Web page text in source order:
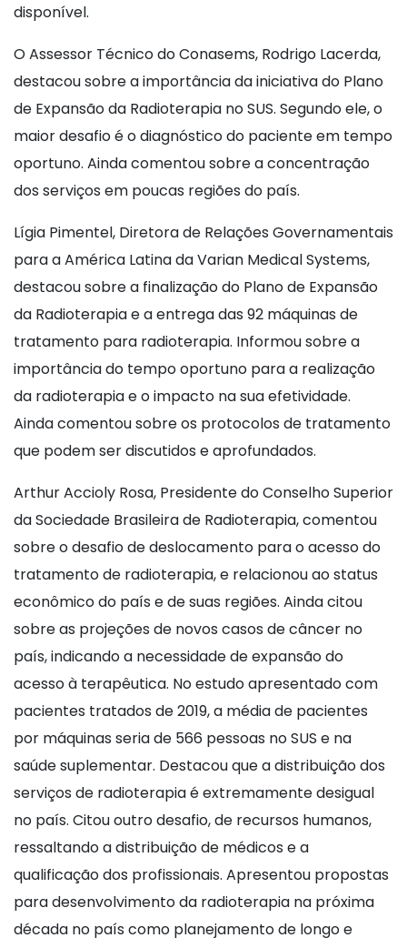
disponível.
O Assessor Técnico do Conasems, Rodrigo Lacerda,
destacou sobre a importância da iniciativa do Plano
de Expansão da Radioterapia no SUS. Segundo ele, o
maior desafio é o diagnóstico do paciente em tempo
oportuno. Ainda comentou sobre a concentração
dos serviços em poucas regiões do país.
Lígia Pimentel, Diretora de Relações Governamentais
para a América Latina da Varian Medical Systems,
destacou sobre a finalização do Plano de Expansão
da Radioterapia e a entrega das 92 máquinas de
tratamento para radioterapia. Informou sobre a
importância do tempo oportuno para a realização
da radioterapia e o impacto na sua efetividade.
Ainda comentou sobre os protocolos de tratamento
que podem ser discutidos e aprofundados.
Arthur Accioly Rosa, Presidente do Conselho Superior
da Sociedade Brasileira de Radioterapia, comentou
sobre o desafio de deslocamento para o acesso do
tratamento de radioterapia, e relacionou ao status
econômico do país e de suas regiões. Ainda citou
sobre as projeções de novos casos de câncer no
país, indicando a necessidade de expansão do
acesso à terapêutica. No estudo apresentado com
pacientes tratados de 2019, a média de pacientes
por máquinas seria de 566 pessoas no SUS e na
saúde suplementar. Destacou que a distribuição dos
serviços de radioterapia é extremamente desigual
no país. Citou outro desafio, de recursos humanos,
ressaltando a distribuição de médicos e a
qualificação dos profissionais. Apresentou propostas
para desenvolvimento da radioterapia na próxima
década no país como planejamento de longo e